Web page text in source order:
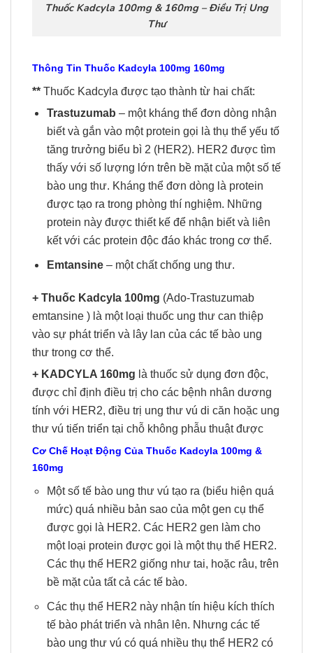
Thuốc Kadcyla 100mg & 160mg – Điều Trị Ung
Thư
Thông Tin Thuốc Kadcyla 100mg 160mg
** Thuốc Kadcyla được tạo thành từ hai chất:
Trastuzumab – một kháng thể đơn dòng nhận
biết và gắn vào một protein gọi là thụ thể yếu tố
tăng trưởng biểu bì 2 (HER2). HER2 được tìm
thấy với số lượng lớn trên bề mặt của một số tế
bào ung thư. Kháng thể đơn dòng là protein
được tạo ra trong phòng thí nghiệm. Những
protein này được thiết kế để nhận biết và liên
kết với các protein độc đáo khác trong cơ thể.
Emtansine – một chất chống ung thư.
+ Thuốc Kadcyla 100mg (Ado-Trastuzumab
emtansine ) là một loại thuốc ung thư can thiệp
vào sự phát triển và lây lan của các tế bào ung
thư trong cơ thể.
+ KADCYLA 160mg là thuốc sử dụng đơn độc,
được chỉ định điều trị cho các bệnh nhân dương
tính với HER2, điều trị ung thư vú di căn hoặc ung
thư vú tiến triển tại chỗ không phẫu thuật được
Cơ Chế Hoạt Động Của Thuốc Kadcyla 100mg &
160mg
Một số tế bào ung thư vú tạo ra (biểu hiện quá
mức) quá nhiều bản sao của một gen cụ thể
được gọi là HER2. Các HER2 gen làm cho
một loại protein được gọi là một thụ thể HER2.
Các thụ thể HER2 giống như tai, hoặc râu, trên
bề mặt của tất cả các tế bào.
Các thụ thể HER2 này nhận tín hiệu kích thích
tế bào phát triển và nhân lên. Nhưng các tế
bào ung thư vú có quá nhiều thụ thể HER2 có